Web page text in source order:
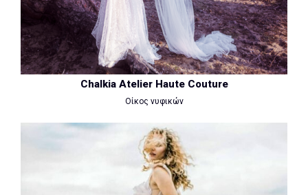
Chalkia Atelier Haute Couture
Οίκος νυφικών